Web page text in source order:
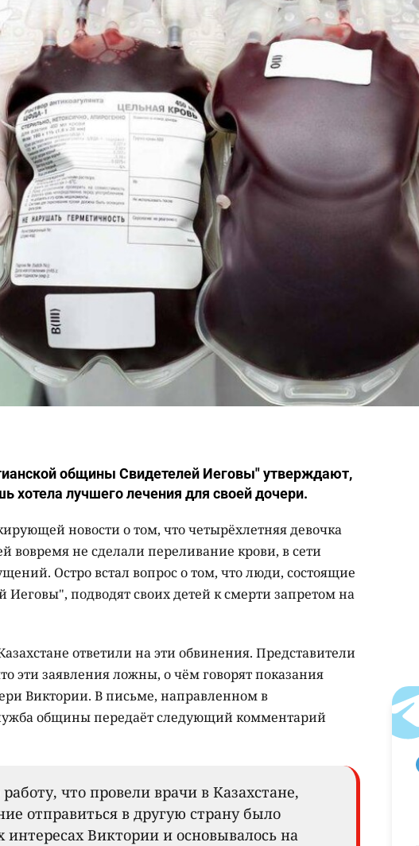
общины Cвидетелей Иеговы" утверждают,
хотела лучшего лечения для своей дочери.
новости о том, что четырёхлетняя девочка
вовремя не сделали переливание крови, в сети
Остро встал вопрос о том, что люди, состоящие
Иеговы", подводят своих детей к смерти запретом на
ответили на эти обвинения. Представители
эти заявления ложны, о чём говорят показания
Виктории. В письме, направленном в
общины передаёт следующий комментарий
что провели врачи в Казахстане,
отправиться в другую страну было
Виктории и основывалось на